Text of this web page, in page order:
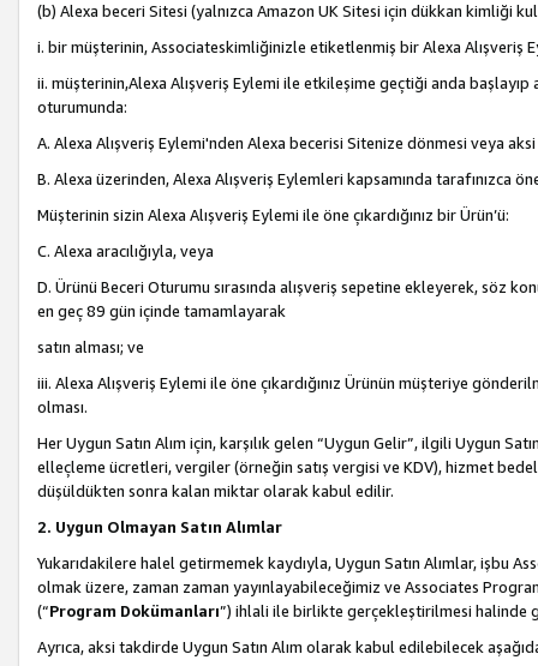
(b) Alexa beceri Sitesi (yalnızca Amazon UK Sitesi için dükkan kimliği
i. bir müşterinin, Associateskimliğinizle etiketlenmiş bir Alexa Alışveriş
ii. müşterinin,Alexa Alışveriş Eylemi ile etkileşime geçtiği anda
oturumunda:
A. Alexa Alışveriş Eylemi'nden Alexa becerisi Sitenize dönmesi veya
B. Alexa üzerinden, Alexa Alışveriş Eylemleri kapsamında tarafınızca
Müşterinin sizin Alexa Alışveriş Eylemi ile öne çıkardığınız bir Ürün’ü:
C. Alexa aracılığıyla, veya
D. Ürünü Beceri Oturumu sırasında alışveriş sepetine ekleyerek, söz
en geç 89 gün içinde tamamlayarak
satın alması; ve
iii. Alexa Alışveriş Eylemi ile öne çıkardığınız Ürünün müşteriye
olması.
Her Uygun Satın Alım için, karşılık gelen “Uygun Gelir”, ilgili Uygun
elleçleme ücretleri, vergiler (örneğin satış vergisi ve KDV), hizmet
düşüldükten sonra kalan miktar olarak kabul edilir.
2. Uygun Olmayan Satın Alımlar
Yukarıdakilere halel getirmemek kaydıyla, Uygun Satın Alımlar, işbu
olmak üzere, zaman zaman yayınlayabileceğimiz ve Associates
(“Program Dokümanları”) ihlali ile birlikte gerçekleştirilmesi halinde
Ayrıca, aksi takdirde Uygun Satın Alım olarak kabul edilebilecek